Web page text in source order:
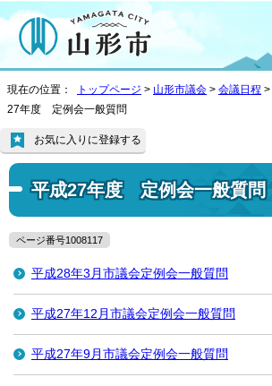
現在の位置： トップページ > 山形市議会 > 会議日程 >
27年度 定例会一般質問
平成27年度 定例会一般質問
お気に入りに登録する
ページ番号1008117
平成28年3月市議会定例会一般質問
平成27年12月市議会定例会一般質問
平成27年9月市議会定例会一般質問